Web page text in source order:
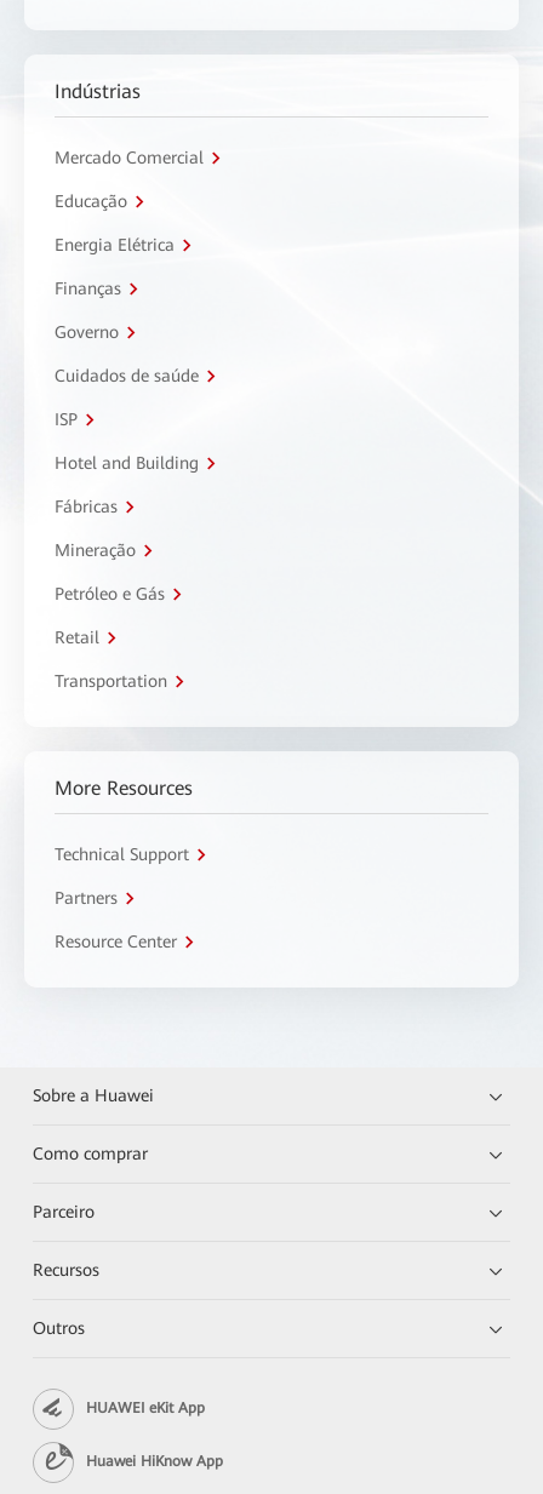
Indústrias
Mercado Comercial
Educação
Energia Elétrica
Finanças
Governo
Cuidados de saúde
ISP
Hotel and Building
Fábricas
Mineração
Petróleo e Gás
Retail
Transportation
More Resources
Technical Support
Partners
Resource Center
Sobre a Huawei
Como comprar
Parceiro
Recursos
Outros
HUAWEI eKit App
Huawei HiKnow App